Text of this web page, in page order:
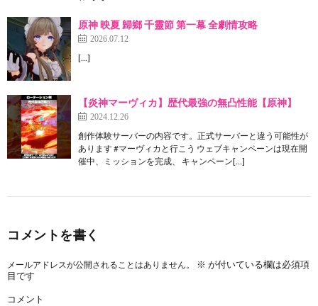
原神 映夏 歸鄉 千靈節 第一幕 全劇情攻略
2026.07.12
[…]
【炎神マーヴィカ】歴代最強の無凸性能【原神】
2024.12.26
創作体験サーバーの内容です。正式サーバーと違う可能性が
あります #マーヴィカと行こう ウェブキャンペーンは現在開
催中、ミッションを完成、 キャンペーン[…]
コメントを書く
メールアドレスが公開されることはありません。 ※ が付いている欄は必須項
目です
コメント